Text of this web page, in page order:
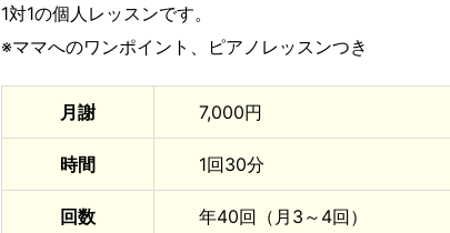
1対1の個人レッスンです。
※ママへのワンポイント、ピアノレッスンつき
月謝 7,000円
時間 1回30分
回数 年40回（月3～4回）